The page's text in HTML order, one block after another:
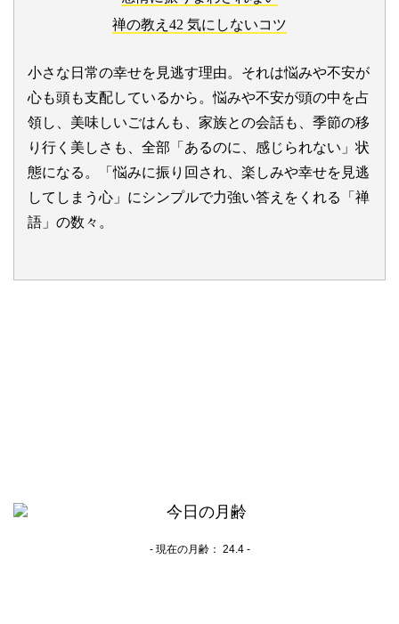
禅の教え42 気にしないコツ
小さな日常の幸せを見逃す理由。それは悩みや不安が
心も頭も支配しているから。悩みや不安が頭の中を占
領し、美味しいごはんも、家族との会話も、季節の移
り行く美しさも、全部「あるのに、感じられない」状
態になる。「悩みに振り回され、楽しみや幸せを見逃
してしまう心」にシンプルで力強い答えをくれる「禅
語」の数々。
- 現在の月齢： 24.4 -